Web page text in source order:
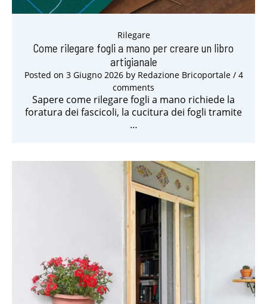
Rilegare
Come rilegare fogli a mano per creare un libro
artigianale
Posted on 3 Giugno 2026by Redazione Bricoportale/ 4
comments
Sapere come rilegare fogli a mano richiede la
foratura dei fascicoli, la cucitura dei fogli tramite
…